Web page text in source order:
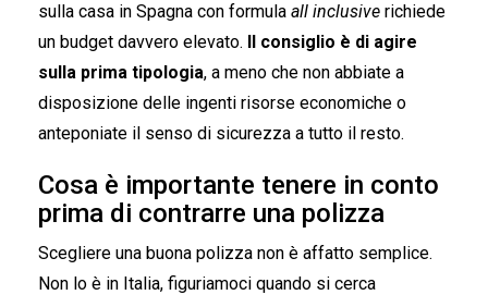
sulla casa in Spagna con formula all inclusive richiede
un budget davvero elevato. Il consiglio è di agire
sulla prima tipologia, a meno che non abbiate a
disposizione delle ingenti risorse economiche o
anteponiate il senso di sicurezza a tutto il resto.
Cosa è importante tenere in conto
prima di contrarre una polizza
Scegliere una buona polizza non è affatto semplice.
Non lo è in Italia, figuriamoci quando si cerca